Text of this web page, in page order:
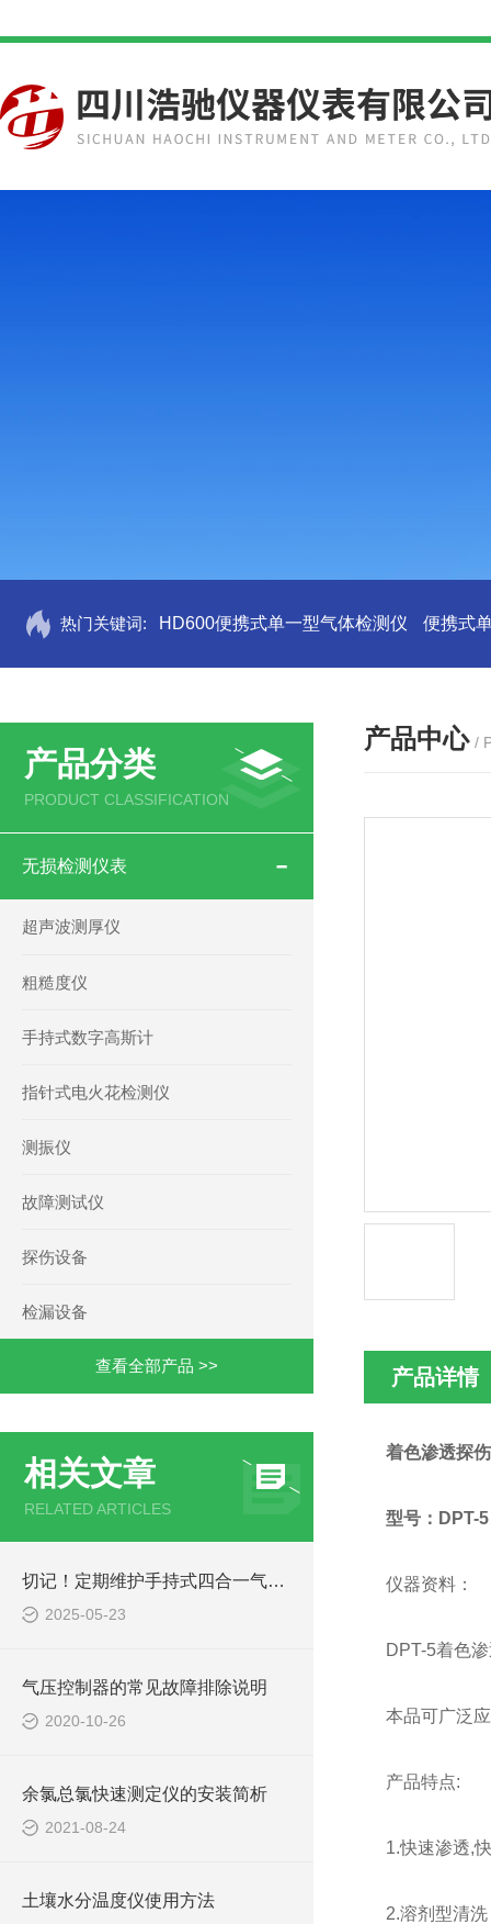
热门关键词: HD600便携式单一型气体检测仪 便携式
产品分类
PRODUCT CLASSIFICATION
无损检测仪表
超声波测厚仪
粗糙度仪
手持式数字高斯计
指针式电火花检测仪
测振仪
故障测试仪
探伤设备
检漏设备
查看全部产品 >>
相关文章
RELATED ARTICLES
切记！定期维护手持式四合一气体检测仪才能提升整体工作效率
2025-05-23
气压控制器的常见故障排除说明
2020-10-26
余氯总氯快速测定仪的安装简析
2021-08-24
土壤水分温度仪使用方法
产品中心 /
产品详情
着色渗透探
型号：DPT-5
仪器资料：
DPT-5着色
本品可广泛
产品特点:
1.快速渗透,
2.溶剂型清